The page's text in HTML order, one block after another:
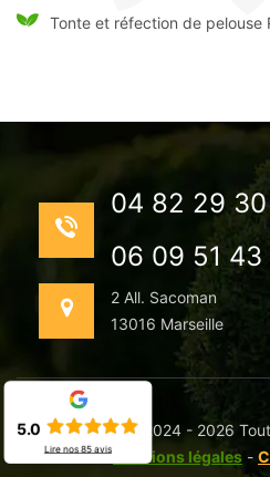
Tonte et réfection de pelouse
04 82 29
06 09 51 43
2 All. Sacoman
13016 Marseille
©2024 - 2026
Mentions légales -
5.0
Lire nos85avis